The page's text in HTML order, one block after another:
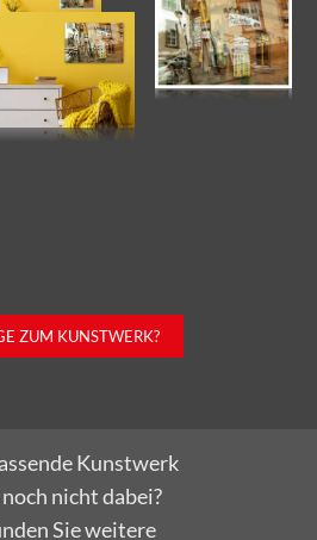
ZUM KUNSTWERK?
Kunstwerk
nicht dabei?
Sie weitere